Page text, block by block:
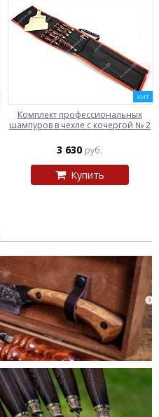
ХИТ
Комплект профессиональных
шампуров в чехле с кочергой № 2
3 630 руб.
Купить